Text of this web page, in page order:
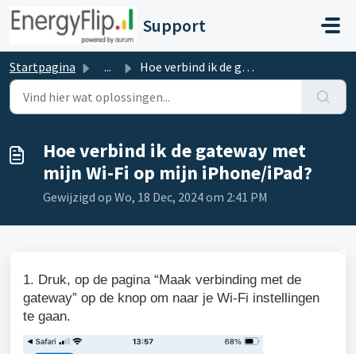
Doorgaan naar hoofdinhoud
Support
Startpagina ... Hoe verbind ik de gateway met mijn Wi-Fi op mijn iPhone/i...
Hoe verbind ik de gateway met
mijn Wi-Fi op mijn iPhone/iPad?
Gewijzigd op Wo, 18 Dec, 2024 om 2:41 PM
1. Druk, op de pagina “Maak verbinding met de
gateway” op de knop om naar je Wi-Fi instellingen
te gaan.